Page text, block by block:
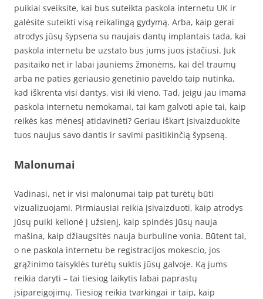
puikiai sveiksite, kai bus suteikta paskola internetu UK ir
galėsite suteikti visą reikalingą gydymą. Arba, kaip gerai
atrodys jūsų šypsena su naujais dantų implantais tada, kai
paskola internetu be uzstato bus jums juos įstačiusi. Juk
pasitaiko net ir labai jauniems žmonėms, kai dėl traumų
arba ne paties geriausio genetinio paveldo taip nutinka,
kad iškrenta visi dantys, visi iki vieno. Tad, jeigu jau imama
paskola internetu nemokamai, tai kam galvoti apie tai, kaip
reikės kas mėnesį atidavinėti? Geriau iškart įsivaizduokite
tuos naujus savo dantis ir savimi pasitikinčią šypseną.
Malonumai
Vadinasi, net ir visi malonumai taip pat turėtų būti
vizualizuojami. Pirmiausiai reikia įsivaizduoti, kaip atrodys
jūsų puiki kelionė į užsienį, kaip spindės jūsų nauja
mašina, kaip džiaugsitės nauja burbuline vonia. Būtent tai,
o ne paskola internetu be registracijos mokescio, jos
grąžinimo taisyklės turėtų suktis jūsų galvoje. Ką jums
reikia daryti – tai tiesiog laikytis labai paprastų
įsipareigojimų. Tiesiog reikia tvarkingai ir taip, kaip